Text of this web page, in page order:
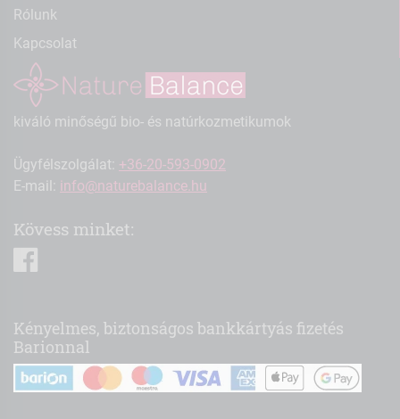
Rólunk
Kapcsolat
kiváló minőségű bio- és natúrkozmetikumok
Ügyfélszolgálat: +36-20-593-0902
E-mail: info@naturebalance.hu
Kövess minket:
Kényelmes, biztonságos bankkártyás fizetés
Barionnal